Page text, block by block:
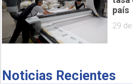
país
29
Noticias Recientes